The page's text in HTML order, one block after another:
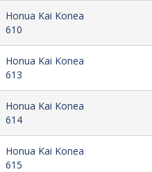
Honua Kai Konea
610
Honua Kai Konea
613
Honua Kai Konea
614
Honua Kai Konea
615